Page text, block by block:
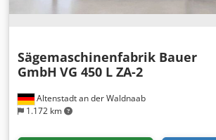
Altenstadt an der Waldnaab
1.172 km
Sägemaschinenfabrik Bauer
GmbH VG 450 L ZA-2